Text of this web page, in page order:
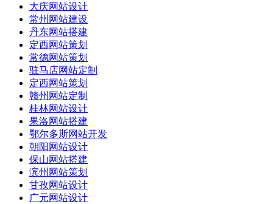
大庆网站设计
常州网站建设
丹东网站搭建
定西网站策划
常德网站策划
驻马店网站定制
定西网站策划
赣州网站定制
桂林网站设计
果洛网站搭建
鄂尔多斯网站开发
朝阳网站设计
保山网站搭建
滨州网站策划
甘孜网站设计
广元网站设计